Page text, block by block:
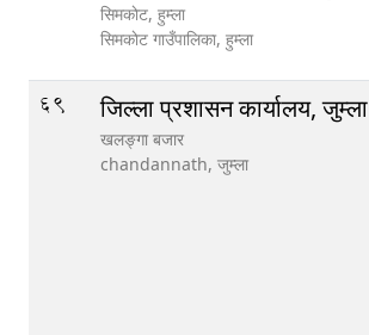
सिमकाेट, हुम्ला
सिमकाेट गाउँपालिका, हुम्ला
69 जिल्ला प्रशासन कार्यालय, जुम्ला
खलङ्गा बजार
chandannath, जुम्ला